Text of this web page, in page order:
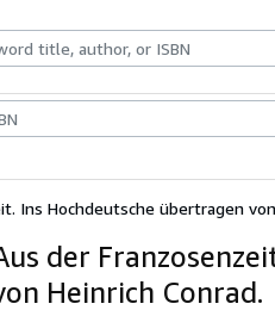
Collectibles
Ins Hochdeutsche übertragen von
der
Heinrich Conrad.